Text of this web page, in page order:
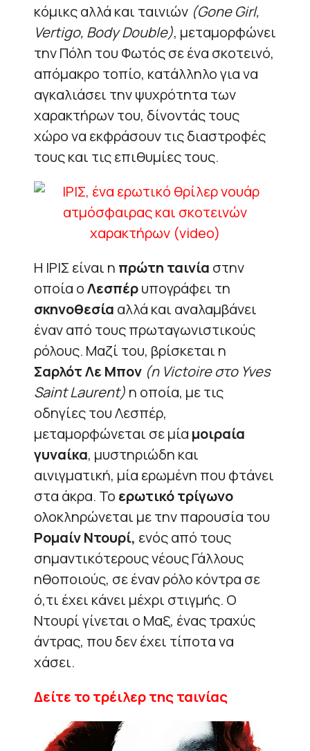
κόμικς αλλά και ταινιών (Gone Girl,
Vertigo, Body Double), μεταμορφώνει
την Πόλη του Φωτός σε ένα σκοτεινό,
απόμακρο τοπίο, κατάλληλο για να
αγκαλιάσει την ψυχρότητα των
χαρακτήρων του, δίνοντάς τους
χώρο να εκφράσουν τις διαστροφές
τους και τις επιθυμίες τους.
Η ΙΡΙΣ είναι η πρώτη ταινία στην
οποία οΛεσπέρυπογράφει τη
σκηνοθεσία αλλά και αναλαμβάνει
έναν από τους πρωταγωνιστικούς
ρόλους. Μαζί του, βρίσκεται η
Σαρλότ Λε Μπον (η Victoire στο Yves
Saint Laurent) η οποία, με τις
οδηγίες του Λεσπέρ,
μεταμορφώνεται σε μία μοιραία
γυναίκα, μυστηριώδη και
αινιγματική, μία ερωμένη που φτάνει
στα άκρα. Το ερωτικό τρίγωνο
ολοκληρώνεται με την παρουσία του
Ρομαίν Ντουρί, ενός από τους
σημαντικότερους νέους Γάλλους
ηθοποιούς, σε έναν ρόλο κόντρα σε
ό,τι έχει κάνει μέχρι στιγμής. Ο
Ντουρί γίνεται ο Μαξ, ένας τραχύς
άντρας, που δεν έχει τίποτα να
χάσει.
Δείτε το τρέιλερ της ταινίας